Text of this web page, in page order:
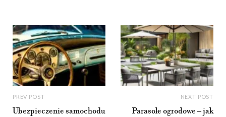
PREV POST
Ubezpieczenie samochodu
NEXT POST
Parasole ogrodowe – jak